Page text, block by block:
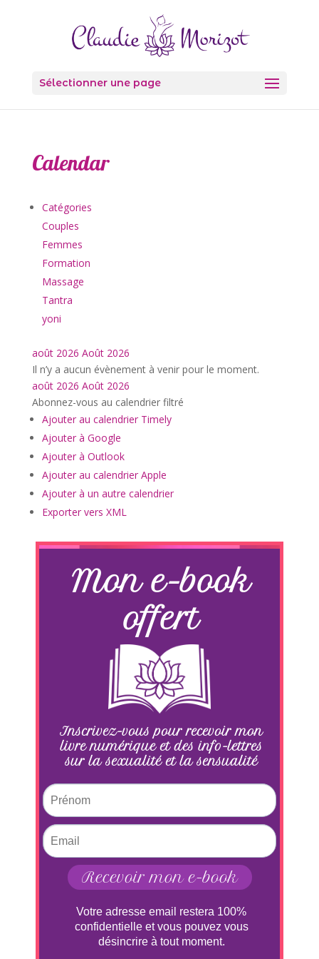
Sélectionner une page
Calendar
Catégories
Couples
Femmes
Formation
Massage
Tantra
yoni
août 2026 Août 2026
Il n’y a aucun évènement à venir pour le moment.
août 2026 Août 2026
Abonnez-vous au calendrier filtré
Ajouter au calendrier Timely
Ajouter à Google
Ajouter à Outlook
Ajouter au calendrier Apple
Ajouter à un autre calendrier
Exporter vers XML